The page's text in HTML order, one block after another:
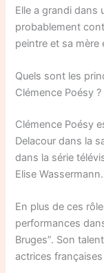
Elle a grandi dans
probablement
peintre et sa mère
Quels sont les
Clémence Poésy ?
Clémence Poésy
Delacour dans la
dans la série
Elise Wassermann.
En plus de ces
performances
Bruges”. Son
actrices